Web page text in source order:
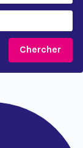
Chercher